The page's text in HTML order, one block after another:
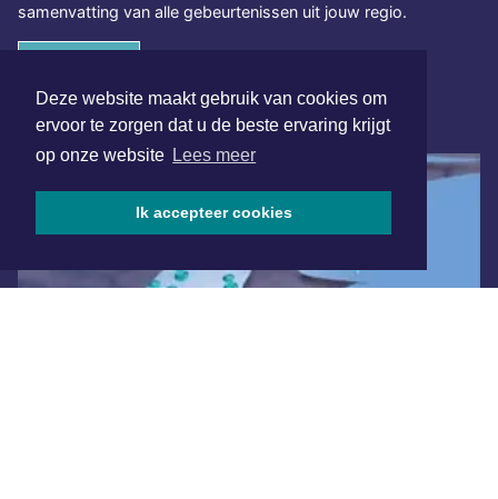
Deze website maakt gebruik van cookies om
ervoor te zorgen dat u de beste ervaring krijgt
op onze website Lees meer
Ik accepteer cookies
samenvatting van alle gebeurtenissen uit jouw regio.
ONLINE DAGBLADEN